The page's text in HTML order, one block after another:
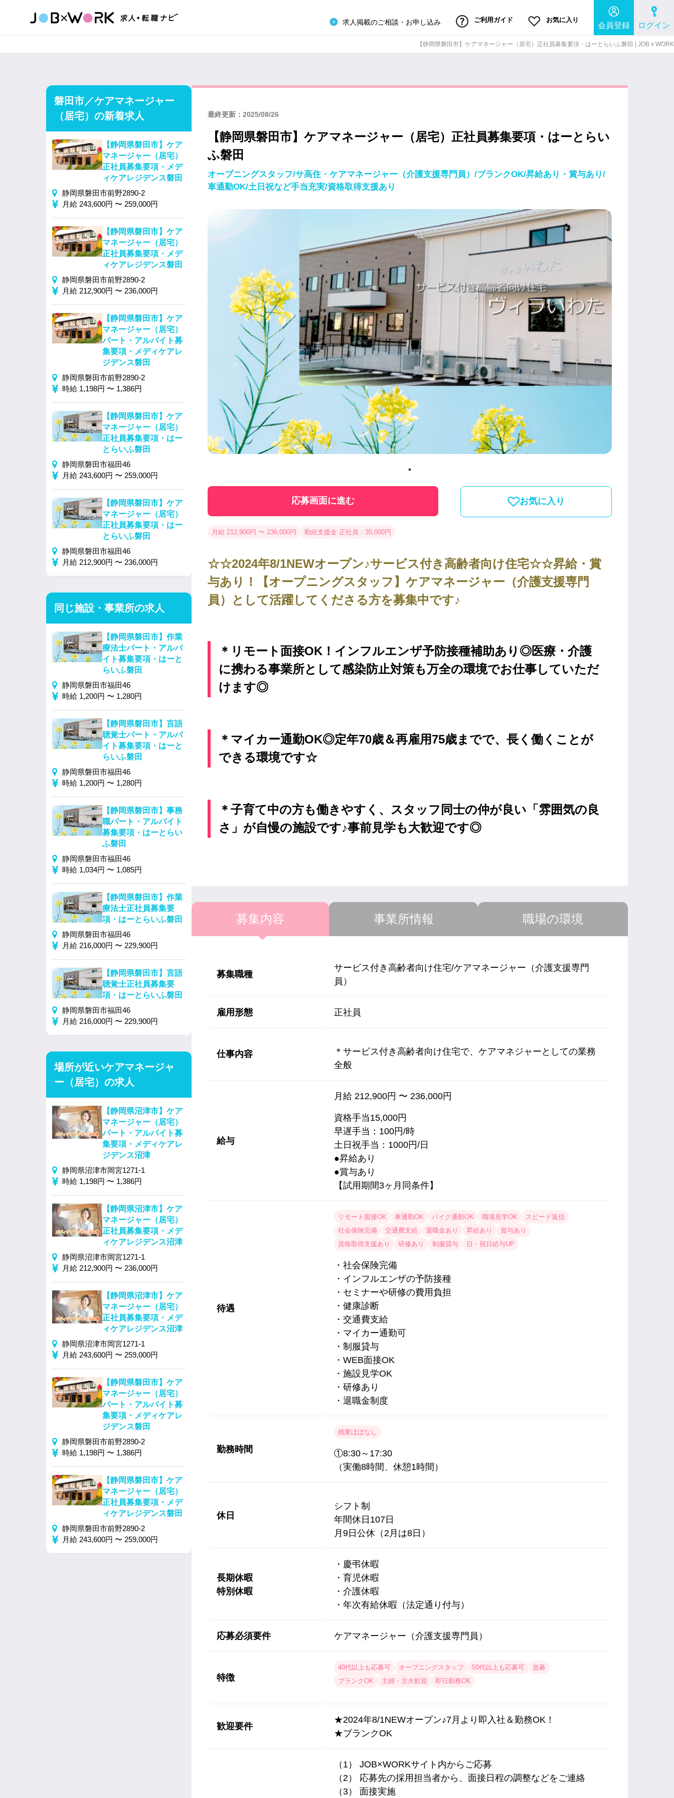
求人掲載のご相談・お申し込み ご利用ガイド お気に入り
会員登録 ログイン
【静岡県磐田市】ケアマネージャー（居宅）正社員募集要項・はーとらいふ磐田 | JOB x WORK
最終更新：2025/08/26
【静岡県磐田市】ケアマネージャー（居宅）正社員募集要項・はーとらい
ふ磐田
オープニングスタッフ/サ高住・ケアマネージャー（介護支援専門員）/ブランクOK/昇給あり・賞与あり/
車通勤OK/土日祝など手当充実/資格取得支援あり
応募画面に進む お気に入り
月給 212,900円 〜 236,000円 勤続支援金 正社員：35,000円
☆☆2024年8/1NEWオープン♪サービス付き高齢者向け住宅☆☆昇給・賞
与あり！【オープニングスタッフ】ケアマネージャー（介護支援専門
員）として活躍してくださる方を募集中です♪
＊リモート面接OK！インフルエンザ予防接種補助あり◎医療・介護
に携わる事業所として感染防止対策も万全の環境でお仕事していただ
けます◎
＊マイカー通勤OK◎定年70歳＆再雇用75歳までで、長く働くことが
できる環境です☆
＊子育て中の方も働きやすく、スタッフ同士の仲が良い「雰囲気の良
さ」が自慢の施設です♪事前見学も大歓迎です◎
募集内容 事業所情報 職場の環境
募集職種
サービス付き高齢者向け住宅/ケアマネージャー（介護支援専門
員）
雇用形態 正社員
仕事内容
＊サービス付き高齢者向け住宅で、ケアマネジャーとしての業務
全般
給与
月給 212,900円 〜 236,000円
資格手当15,000円
早遅手当：100円/時
土日祝手当：1000円/日
●昇給あり
●賞与あり
【試用期間3ヶ月同条件】
待遇
リモート面接OK 車通勤OK バイク通勤OK 職場見学OK
スピード返信
社会保険完備
交通費支給 退職金あり 昇給あり
賞与あり
資格取得支援あり
研修あり 制服貸与 日・祝日給与UP
・社会保険完備
・インフルエンザの予防接種
・セミナーや研修の費用負担
・健康診断
・交通費支給
・マイカー通勤可
・制服貸与
・WEB面接OK
・施設見学OK
・研修あり
・退職金制度
勤務時間
残業ほぼなし
①8:30～17:30
（実働8時間、休憩1時間）
休日
シフト制
年間休日107日
月9日公休（2月は8日）
長期休暇
特別休暇
・慶弔休暇
・育児休暇
・介護休暇
・年次有給休暇（法定通り付与）
応募必須要件 ケアマネージャー（介護支援専門員）
特徴
40代以上も応募可 オープニングスタッフ 50代以上も応募可
急募
ブランクOK
主婦・主夫歓迎 即日勤務OK
歓迎要件
★2024年8/1NEWオープン♪7月より即入社＆勤務OK！
★ブランクOK
（1） JOB×WORKサイト内からご応募
（2） 応募先の採用担当者から、面接日程の調整などをご連絡
（3） 面接実施
磐田市／ケアマネージャー
（居宅）の新着求人
【静岡県磐田市】ケア
マネージャー（居宅）
正社員募集要項・メデ
ィケアレジデンス磐田
静岡県磐田市前野2890-2
月給 243,600円 〜 259,000円
【静岡県磐田市】ケア
マネージャー（居宅）
正社員募集要項・メデ
ィケアレジデンス磐田
静岡県磐田市前野2890-2
月給 212,900円 〜 236,000円
【静岡県磐田市】ケア
マネージャー（居宅）
パート・アルバイト募
集要項・メディケアレ
ジデンス磐田
静岡県磐田市前野2890-2
時給 1,198円 〜 1,386円
【静岡県磐田市】ケア
マネージャー（居宅）
正社員募集要項・はー
とらいふ磐田
静岡県磐田市福田46
月給 243,600円 〜 259,000円
【静岡県磐田市】ケア
マネージャー（居宅）
正社員募集要項・はー
とらいふ磐田
静岡県磐田市福田46
月給 212,900円 〜 236,000円
同じ施設・事業所の求人
【静岡県磐田市】作業
療法士パート・アルバ
イト募集要項・はーと
らいふ磐田
静岡県磐田市福田46
時給 1,200円 〜 1,280円
【静岡県磐田市】言語
聴覚士パート・アルバ
イト募集要項・はーと
らいふ磐田
静岡県磐田市福田46
時給 1,200円 〜 1,280円
【静岡県磐田市】事務
職パート・アルバイト
募集要項・はーとらい
ふ磐田
静岡県磐田市福田46
時給 1,034円 〜 1,085円
【静岡県磐田市】作業
療法士正社員募集要
項・はーとらいふ磐田
静岡県磐田市福田46
月給 216,000円 〜 229,900円
【静岡県磐田市】言語
聴覚士正社員募集要
項・はーとらいふ磐田
静岡県磐田市福田46
月給 216,000円 〜 229,900円
場所が近いケアマネージャ
ー（居宅）の求人
【静岡県沼津市】ケア
マネージャー（居宅）
パート・アルバイト募
集要項・メディケアレ
ジデンス沼津
静岡県沼津市岡宮1271-1
時給 1,198円 〜 1,386円
【静岡県沼津市】ケア
マネージャー（居宅）
正社員募集要項・メデ
ィケアレジデンス沼津
静岡県沼津市岡宮1271-1
月給 212,900円 〜 236,000円
【静岡県沼津市】ケア
マネージャー（居宅）
正社員募集要項・メデ
ィケアレジデンス沼津
静岡県沼津市岡宮1271-1
月給 243,600円 〜 259,000円
【静岡県磐田市】ケア
マネージャー（居宅）
パート・アルバイト募
集要項・メディケアレ
ジデンス磐田
静岡県磐田市前野2890-2
時給 1,198円 〜 1,386円
【静岡県磐田市】ケア
マネージャー（居宅）
正社員募集要項・メデ
ィケアレジデンス磐田
静岡県磐田市前野2890-2
月給 243,600円 〜 259,000円